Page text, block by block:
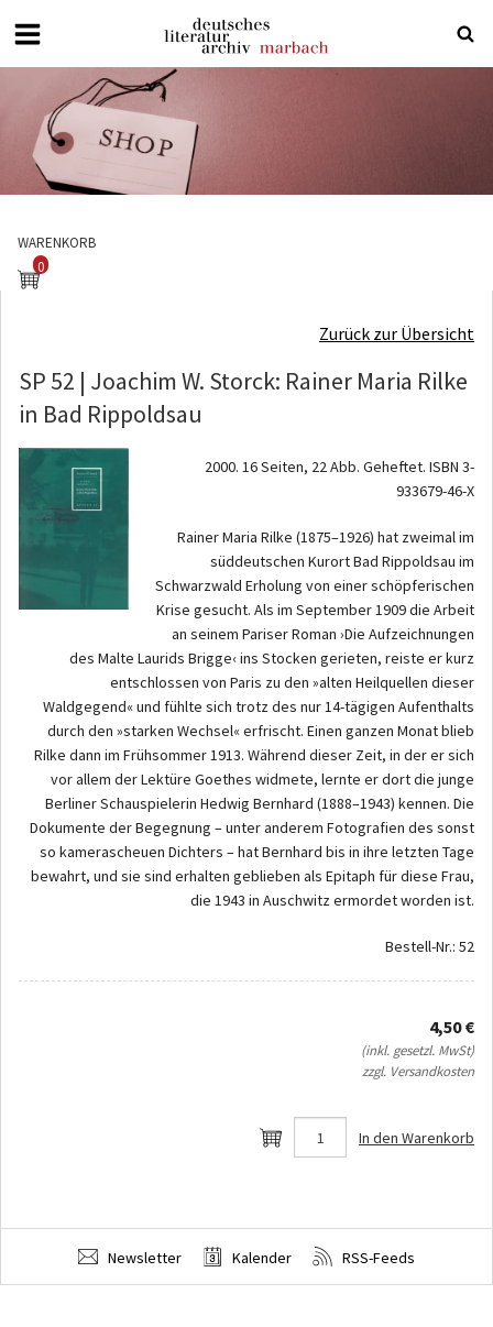
Deutsches
Literaturarchiv
Marbach
WARENKORB
0
Zurück zur Übersicht
SP 52 | Joachim W. Storck: Rainer Maria Rilke
in Bad Rippoldsau
2000. 16 Seiten, 22 Abb. Geheftet. ISBN 3-
933679-46-X
Rainer Maria Rilke (1875–1926) hat zweimal im
süddeutschen Kurort Bad Rippoldsau im
Schwarzwald Erholung von einer schöpferischen
Krise gesucht. Als im September 1909 die Arbeit
an seinem Pariser Roman ›Die Aufzeichnungen
des Malte Laurids Brigge‹ ins Stocken gerieten, reiste er kurz
entschlossen von Paris zu den »alten Heilquellen dieser
Waldgegend« und fühlte sich trotz des nur 14-tägigen Aufenthalts
durch den »starken Wechsel« erfrischt. Einen ganzen Monat blieb
Rilke dann im Frühsommer 1913. Während dieser Zeit, in der er sich
vor allem der Lektüre Goethes widmete, lernte er dort die junge
Berliner Schauspielerin Hedwig Bernhard (1888–1943) kennen. Die
Dokumente der Begegnung – unter anderem Fotografien des sonst
so kamerascheuen Dichters – hat Bernhard bis in ihre letzten Tage
bewahrt, und sie sind erhalten geblieben als Epitaph für diese Frau,
die 1943 in Auschwitz ermordet worden ist.
Bestell-Nr.: 52
4,50 €
(inkl. gesetzl. MwSt)
zzgl. Versandkosten
In den Warenkorb
Newsletter Kalender RSS-Feeds